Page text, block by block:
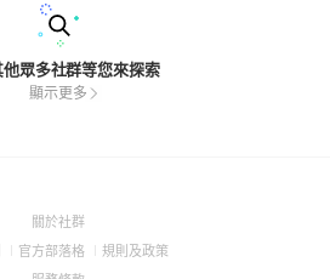
眾多社群等您來探索
顯示更多
關於社群(Open
(Open
官方部落格
(Open
規則及政策(Open